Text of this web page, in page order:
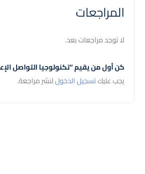
المراجعات
لا توجد مراجعات بعد.
كن أول من يقيم “تكنولوجيا التواصل
يجب عليكتسجيل الدخوللنشر مراجعة.